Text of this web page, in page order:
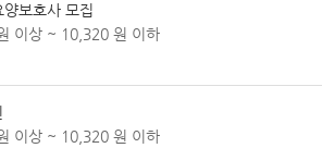
보호사 모집
이상 ~ 10,320 원 이하
이상 ~ 10,320 원 이하